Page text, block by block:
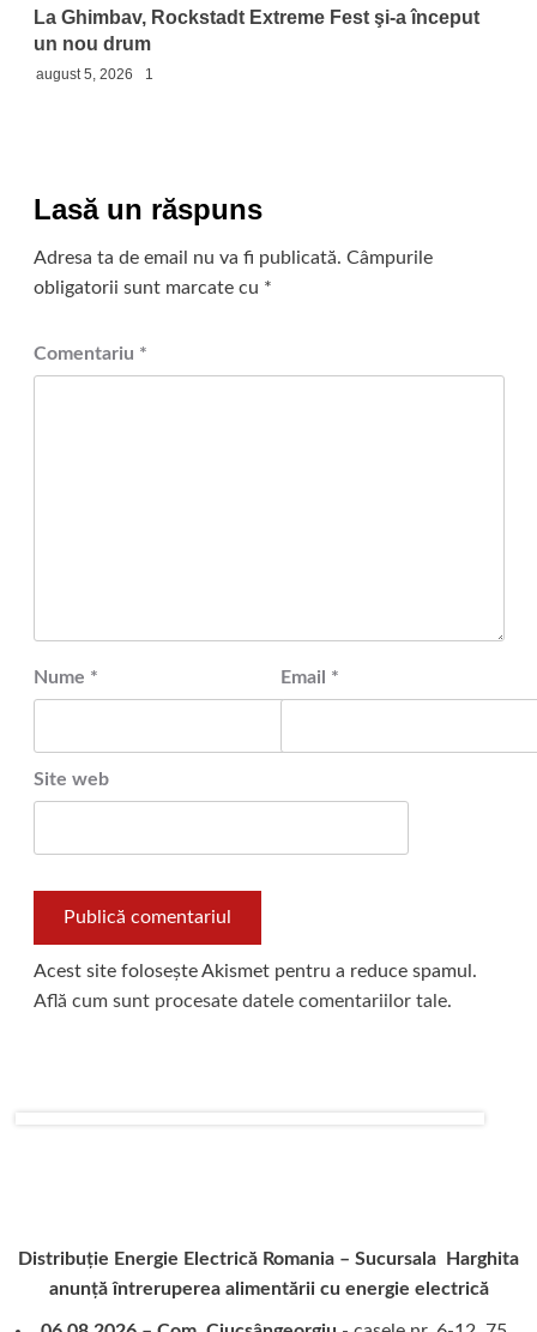
La Ghimbav, Rockstadt Extreme Fest şi-a început
un nou drum
august 5, 2026 1
Lasă un răspuns
Adresa ta de email nu va fi publicată. Câmpurile
obligatorii sunt marcate cu *
Comentariu *
Nume * Email *
Site web
Acest site folosește Akismet pentru a reduce spamul.
Află cum sunt procesate datele comentariilor tale.
Distribuție Energie Electrică Romania – Sucursala Harghita
anunță întreruperea alimentării cu energie electrică